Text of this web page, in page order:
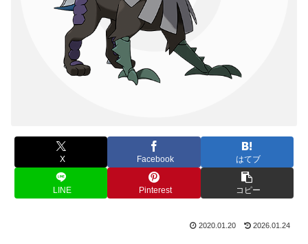
X Facebook はてブ
LINE Pinterest コピー
2020.01.20 2026.01.24